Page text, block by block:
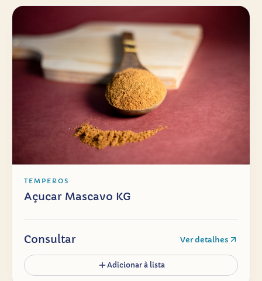
TEMPEROS
Açucar Mascavo KG
Consultar Ver detalhes
Adicionar à lista